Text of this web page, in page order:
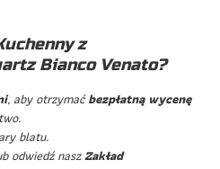
z
Bianco Venato?
, aby otrzymaćbezpłatną wycenę
blatu.
odwiedź naszZakład